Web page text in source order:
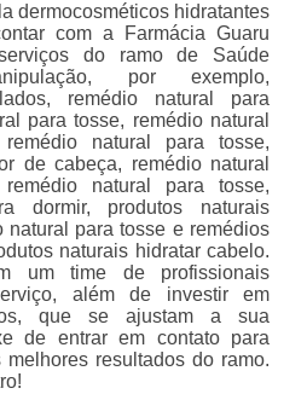
dermocosméticos hidratantes
com a Farmácia Guaru
do ramo de Saúde
por exemplo,
remédio natural para
para tosse, remédio natural
natural para tosse,
de cabeça, remédio natural
natural para tosse,
dormir, produtos naturais
natural para tosse e remédios
naturais hidratar cabelo.
um time de profissionais
além de investir em
que se ajustam a sua
de entrar em contato para
resultados do ramo.